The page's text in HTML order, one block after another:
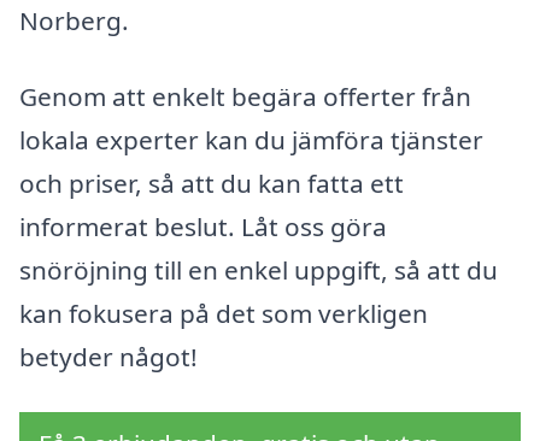
Norberg.
Genom att enkelt begära offerter från
lokala experter kan du jämföra tjänster
och priser, så att du kan fatta ett
informerat beslut. Låt oss göra
snöröjning till en enkel uppgift, så att du
kan fokusera på det som verkligen
betyder något!